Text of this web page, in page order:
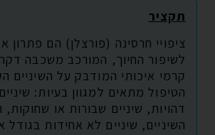
תקציר
ציפויי חרסינה (פורצלן) הם פתרון
לשיפור החיוך, המורכב משכבה
קרמי איכותי המודבק על השיניים
הטיפול מתאים למגוון בעיות:
דהויות, שיניים שבורות או שחוקות,
השיניים, שיניים לא אחידות בגודל